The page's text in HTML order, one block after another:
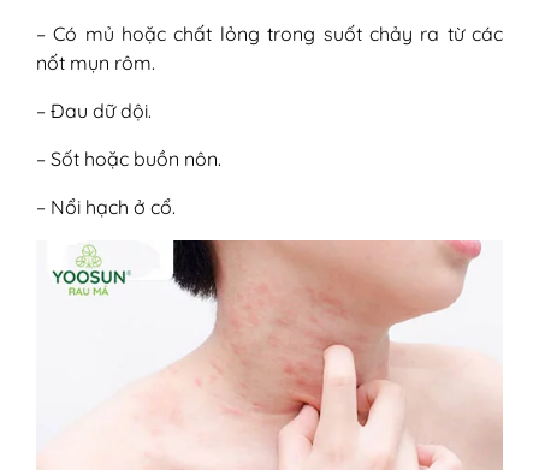
– Có mủ hoặc chất lỏng trong suốt chảy ra từ các
nốt mụn rôm.
– Đau dữ dội.
– Sốt hoặc buồn nôn.
– Nổi hạch ở cổ.